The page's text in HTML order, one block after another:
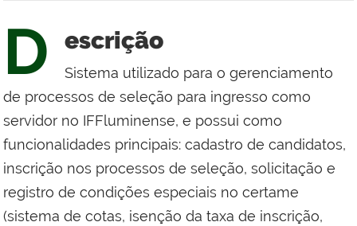
D escrição
Sistema utilizado para o gerenciamento
de processos de seleção para ingresso como
servidor no IFFluminense, e possui como
funcionalidades principais: cadastro de candidatos,
inscrição nos processos de seleção, solicitação e
registro de condições especiais no certame
(sistema de cotas, isenção da taxa de inscrição,